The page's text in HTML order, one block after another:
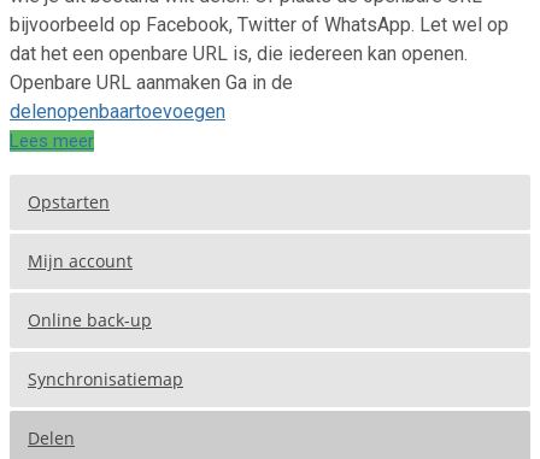
bijvoorbeeld op Facebook, Twitter of WhatsApp. Let wel op
dat het een openbare URL is, die iedereen kan openen.
Openbare URL aanmaken Ga in de
delenopenbaartoevoegen
Lees meer
Opstarten
Mijn account
Online back-up
Synchronisatiemap
Delen